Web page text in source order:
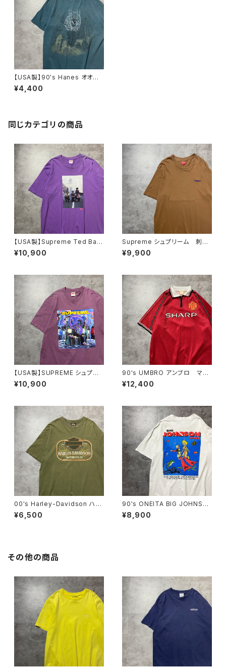
【USA製】90's Hanes オオカ
ミ 狼 刺繍ロゴ ヘインズボ
ディ アニマル系 Tシャツ
¥4,400
同じカテゴリの商品
【USA製】Supreme Ted Bafa
loukos “1970s Kids Photo
シュプリーム グラフィック フ
¥10,900
Supreme シュプリーム 刺繍
ワンポイント ブラウン Tシャ
ツ
¥9,900
【USA製】SUPREME シュプリ
ーム サイケデリック アートグ
ラフィック プリント パープ
¥10,900
90's UMBRO アンブロ マン
チェスターユナイテッド イング
ランドプレミアリーグ ハーフジ
カーシャツ
¥12,400
00's Harley-Davidson ハー
レーダビッドソン 両面プリン
ト イーグル コピーライト200
¥6,500
90's ONEITA BIG JOHNSO
N FINS ダイビング バックプリ
ント スラング シングルステッ
¥8,900
その他の商品